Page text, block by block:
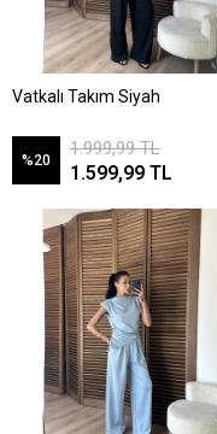
Vatkalı Takım Siyah
%20
1.999,99 TL
1.599,99 TL